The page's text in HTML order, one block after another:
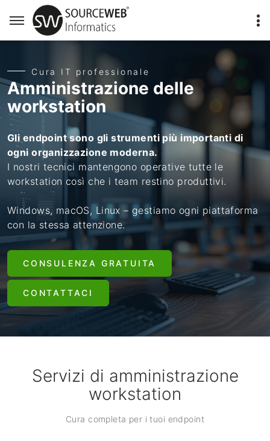
Cura IT professionale
Amministrazione delle
workstation
Gli endpoint sono gli strumenti più importanti di
ogni organizzazione moderna.
I nostri tecnici mantengono operative tutte le
workstation così che i team restino produttivi.
Windows, macOS, Linux – gestiamo ogni piattaforma
con la stessa attenzione.
CONSULENZA GRATUITA
CONTATTACI
Servizi di amministrazione
workstation
Cura completa per i tuoi endpoint